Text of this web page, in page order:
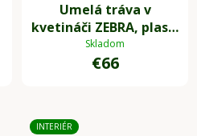
Umelá tráva v
kvetináči ZEBRA, plast,
výška 80 cm, zelená
Skladom
€66
INTERIÉR